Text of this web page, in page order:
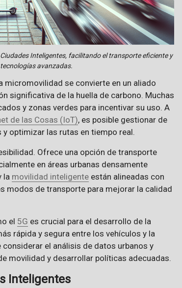
Inteligentes, facilitando el transporte eficiente y
avanzadas.
micromovilidad se convierte en un aliado
significativa de la huella de carbono. Muchas
y zonas verdes para incentivar su uso. A
de las Cosas (IoT), es posible gestionar de
optimizar las rutas en tiempo real.
Ofrece una opción de transporte
en áreas urbanas densamente
la movilidad inteligenteestán alineadas con
modos de transporte para mejorar la calidad
el 5G es crucial para el desarrollo de la
rápida y segura entre los vehículos y la
el análisis de datos urbanos y
movilidad y desarrollar políticas adecuadas.
Inteligentes